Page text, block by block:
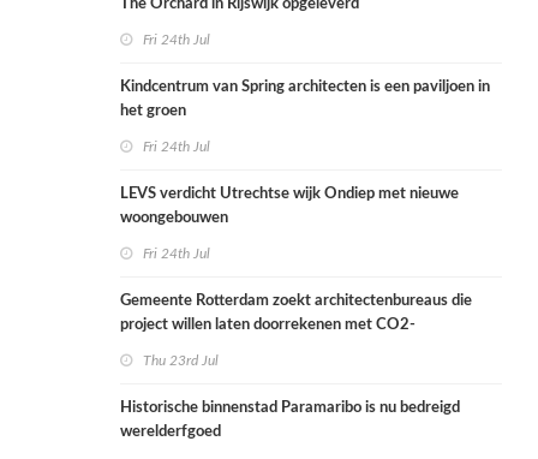
The Orchard in Rijswijk opgeleverd
Fri 24th Jul
Kindcentrum van Spring architecten is een paviljoen in
het groen
Fri 24th Jul
LEVS verdicht Utrechtse wijk Ondiep met nieuwe
woongebouwen
Fri 24th Jul
Gemeente Rotterdam zoekt architectenbureaus die
project willen laten doorrekenen met CO2-
Thu 23rd Jul
Historische binnenstad Paramaribo is nu bedreigd
werelderfgoed